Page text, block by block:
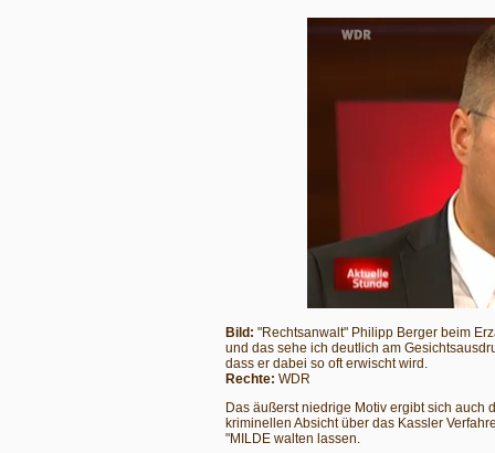
Bild: "Rechtsanwalt" Philipp Berger beim
und das sehe ich deutlich am
dass er dabei so oft erwischt wird.
Rechte: WDR
Das äußerst niedrige Motiv ergibt sich auch
kriminellen Absicht über das Kassler
"MILDE walten lassen.